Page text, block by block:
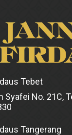
Tebet
Syafei No. 21C,
Tangerang